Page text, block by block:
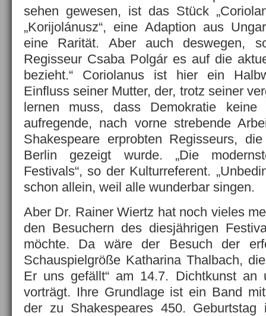
sehen gewesen, ist das Stück
„Korijolánusz“, eine Adaption aus
eine Rarität. Aber auch deswegen,
Regisseur Csaba Polgár es auf die
bezieht.“ Coriolanus ist hier ein
Einfluss seiner Mutter, der, trotz seiner
lernen muss, dass Demokratie
aufregende, nach vorne strebende
Shakespeare erprobten Regisseurs,
Berlin gezeigt wurde. „Die
Festivals“, so der Kulturreferent.
schon allein, weil alle wunderbar singen.
Aber Dr. Rainer Wiertz hat noch vieles
den Besuchern des diesjährigen
möchte. Da wäre der Besuch der
Schauspielgröße Katharina Thalbach,
Er uns gefällt“ am 14.7. Dichtkunst an
vorträgt. Ihre Grundlage ist ein Band
der zu Shakespeares 450.